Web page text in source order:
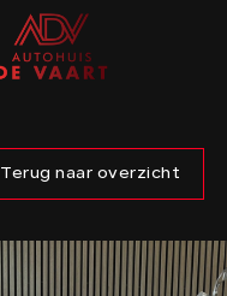
Terug naar overzicht